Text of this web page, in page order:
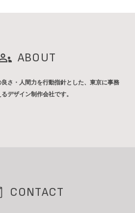
ABOUT
さ・人間力を行動指針とした、東京に事務
デザイン制作会社です。
CONTACT